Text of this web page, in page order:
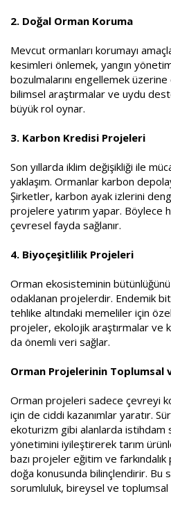
2. Doğal Orman Koruma
Mevcut ormanları korumayı
kesimleri önlemek, yangın
bozulmalarını engellemek
bilimsel araştırmalar ve uydu
büyük rol oynar.
3. Karbon Kredisi Projeleri
Son yıllarda iklim değişikliği ile
yaklaşım. Ormanlar karbon
Şirketler, karbon ayak izlerini
projelere yatırım yapar. Böylece
çevresel fayda sağlanır.
4. Biyoçeşitlilik Projeleri
Orman ekosisteminin
odaklanan projelerdir. Endemik
tehlike altındaki memeliler için
projeler, ekolojik araştırmalar ve
da önemli veri sağlar.
Orman Projelerinin Toplumsal
Orman projeleri sadece çevreyi
için de ciddi kazanımlar yaratır.
ekoturizm gibi alanlarda istihdam
yönetimini iyileştirerek tarım
bazı projeler eğitim ve
doğa konusunda bilinçlendirir. Bu
sorumluluk, bireysel ve